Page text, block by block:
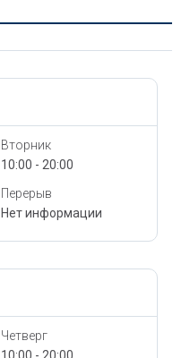
Вторник
10:00 - 20:00
Перерыв
Нет информации
Четверг
10:00 - 20:00